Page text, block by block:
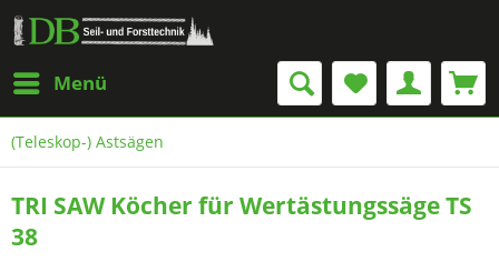
Menü
(Teleskop-) Astsägen
TRI SAW Köcher für Wertästungssäge TS
38